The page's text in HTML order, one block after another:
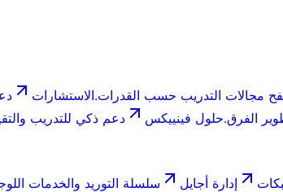
مجالات التدريب حسب القدرات.الاستشارات
الفرق.حلول فينييكس
دعم ذكي للتدريب
إدارة أجايل سلسلة التوريد والخدمات